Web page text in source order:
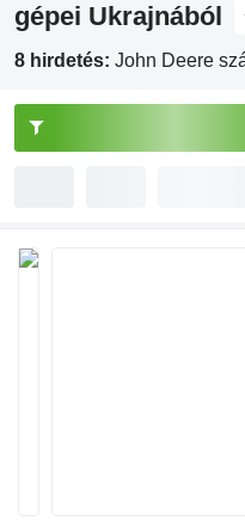
gépei Ukrajnából
8 hirdetés: John Deere